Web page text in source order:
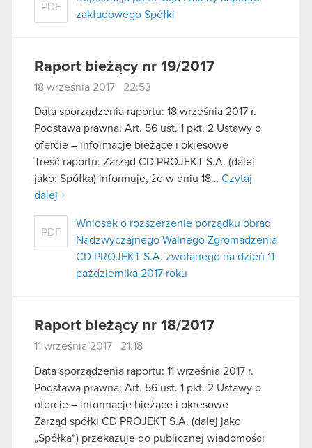
PDF
zakładowego Spółki
Raport bieżący nr 19/2017
18 września 2017 22:53
Data sporządzenia raportu: 18 września 2017 r.
Podstawa prawna: Art. 56 ust. 1 pkt. 2 Ustawy o
ofercie – informacje bieżące i okresowe
Treść raportu: Zarząd CD PROJEKT S.A. (dalej
jako: Spółka) informuje, że w dniu 18… Czytaj
dalej
PDF
Wniosek o rozszerzenie porządku obrad
Nadzwyczajnego Walnego Zgromadzenia
CD PROJEKT S.A. zwołanego na dzień 11
października 2017 roku
Raport bieżący nr 18/2017
11 września 2017 21:18
Data sporządzenia raportu: 11 września 2017 r.
Podstawa prawna: Art. 56 ust. 1 pkt. 2 Ustawy o
ofercie – informacje bieżące i okresowe
Zarząd spółki CD PROJEKT S.A. (dalej jako
„Spółka“) przekazuje do publicznej wiadomości